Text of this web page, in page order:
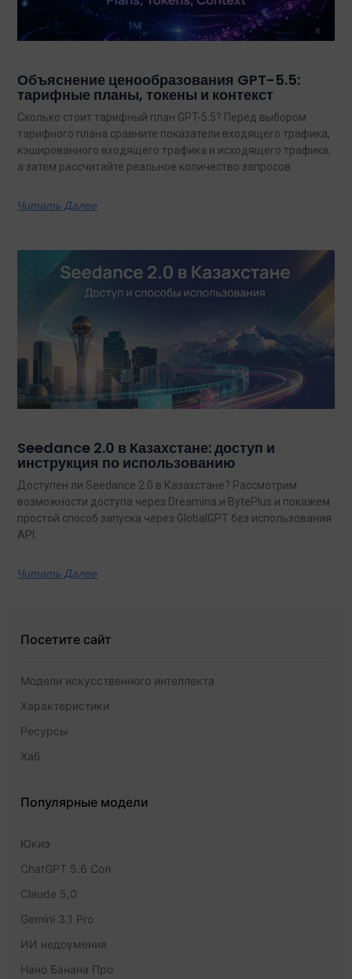
Объяснение ценообразования GPT-5.5:
тарифные планы, токены и контекст
Сколько стоит тарифный план GPT-5.5? Перед выбором
тарифного плана сравните показатели входящего трафика,
кэшированного входящего трафика и исходящего трафика,
а затем рассчитайте реальное количество запросов.
Читать Далее
Seedance 2.0 в Казахстане: доступ и
инструкция по использованию
Доступен ли Seedance 2.0 в Казахстане? Рассмотрим
возможности доступа через Dreamina и BytePlus и покажем
простой способ запуска через GlobalGPT без использования
API.
Читать Далее
Посетите сайт
Модели искусственного интеллекта
Характеристики
Ресурсы
Хаб
Популярные модели
Юкиэ
ChatGPT 5.6 Сол
Claude 5,0
Gemini 3.1 Pro
ИИ недоумения
Нано Банана Про